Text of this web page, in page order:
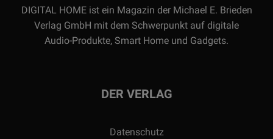
DIGITAL HOME ist ein Magazin der Michael E. Brieden
Verlag GmbH mit dem Schwerpunkt auf digitale
Audio-Produkte, Smart Home und Gadgets.
DER VERLAG
Datenschutz